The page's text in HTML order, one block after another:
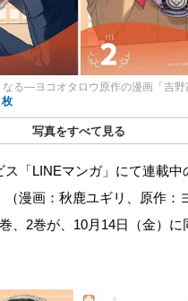
る―ヨコオタロウ原作の漫画「吉野
枚
写真をすべて見る
ス「LINEマンガ」にて連載中
漫画：秋鹿ユギリ、原作：
、2巻が、10月14日（金）に